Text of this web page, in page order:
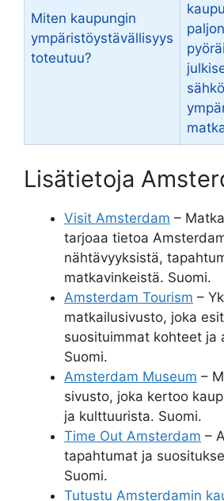
Miten kaupungin
ympäristöystävällisyys
toteutuu?
paljon
Lisätietoja
Visit Amsterdam –
tarjoaa tietoa
nähtävyyksistä,
matkavinkeistä. Suomi.
Amsterdam Tourism –
matkailusivusto, joka
suosituimmat kohteet ja
Suomi.
Amsterdam Museum –
sivusto, joka kertoo
ja kulttuurista. Suomi.
Time Out Amsterdam –
tapahtumat ja
Suomi.
Tutustu Amsterdamin